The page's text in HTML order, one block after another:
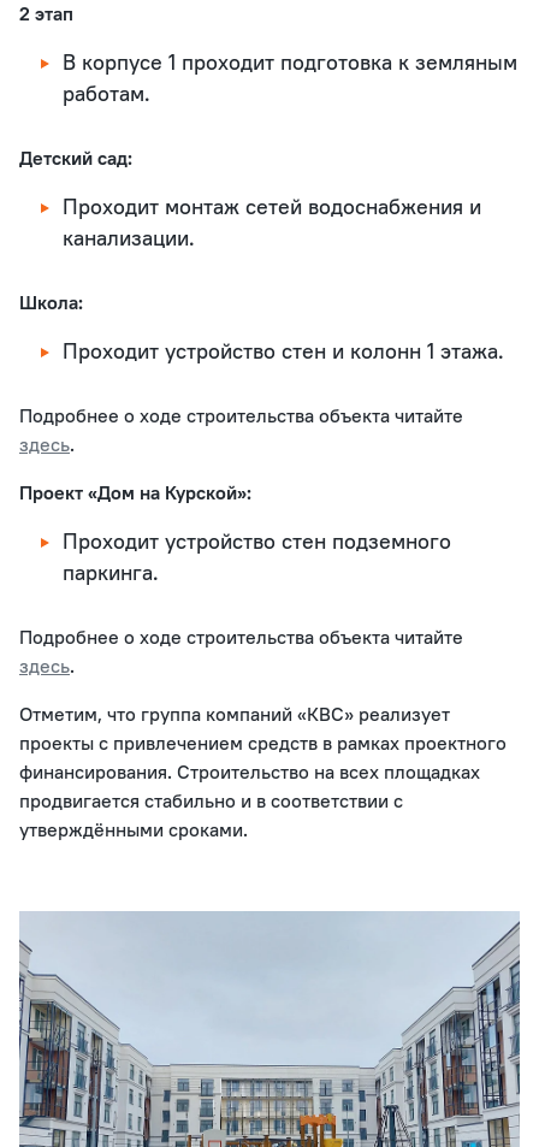
2 этап
В корпусе 1 проходит подготовка к земляным
работам.
Детский сад:
Проходит монтаж сетей водоснабжения и
канализации.
Школа:
Проходит устройство стен и колонн 1 этажа.
Подробнее о ходе строительства объекта читайте
здесь.
Проект «Дом на Курской»:
Проходит устройство стен подземного
паркинга.
Подробнее о ходе строительства объекта читайте
здесь.
Отметим, что группа компаний «КВС» реализует
проекты с привлечением средств в рамках проектного
финансирования. Строительство на всех площадках
продвигается стабильно и в соответствии с
утверждёнными сроками.